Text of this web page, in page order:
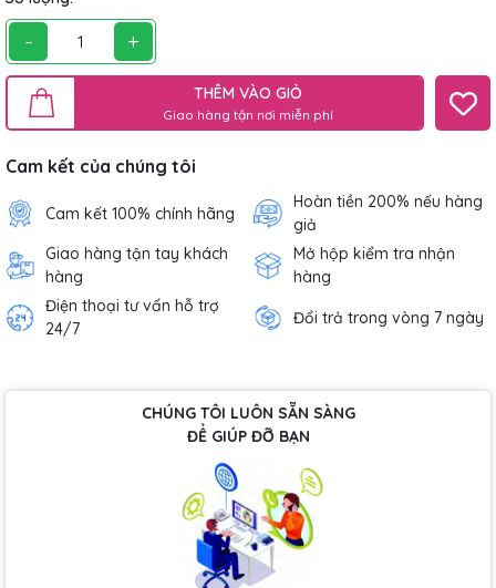
- +
THÊM VÀO GIỎ
Giao hàng tận nơi miễn phí
Cam kết của chúng tôi
Cam kết 100% chính hãng
Hoàn tiền 200% nếu hàng
giả
Giao hàng tận tay khách
hàng
Mở hộp kiểm tra nhận
hàng
Điện thoại tư vấn hỗ trợ
24/7
Đổi trả trong vòng 7 ngày
CHÚNG TÔI LUÔN SẴN SÀNG
ĐỂ GIÚP ĐỠ BẠN